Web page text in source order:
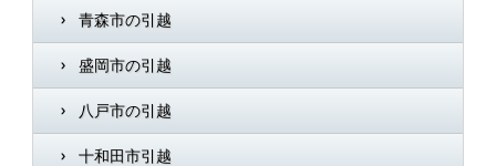
青森市の引越
盛岡市の引越
八戸市の引越
十和田市引越